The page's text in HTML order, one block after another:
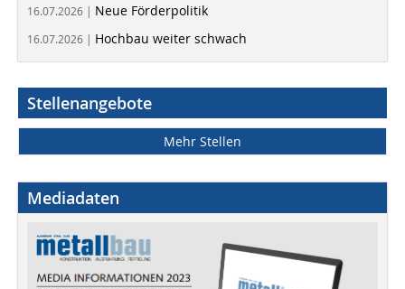
16.07.2026 | Neue Förderpolitik
16.07.2026 | Hochbau weiter schwach
Stellenangebote
Mehr Stellen
Mediadaten